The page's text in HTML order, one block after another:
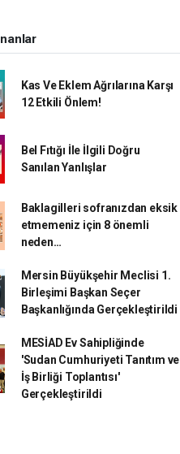
Kas Ve Eklem Ağrılarına Karşı
12 Etkili Önlem!
Bel Fıtığı İle İlgili Doğru
Sanılan Yanlışlar
Baklagilleri sofranızdan eksik
etmemeniz için 8 önemli
neden…
Mersin Büyükşehir Meclisi 1.
Birleşimi Başkan Seçer
Başkanlığında Gerçekleştirildi
MESİAD Ev Sahipliğinde
'Sudan Cumhuriyeti Tanıtım ve
İş Birliği Toplantısı'
Gerçekleştirildi